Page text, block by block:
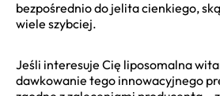
bezpośrednio do jelita cienkiego,
wiele szybciej.
Jeśli interesuje Cię liposomalna
dawkowanie tego innowacyjnego